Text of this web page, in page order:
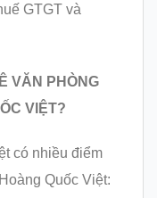
GTGT và
VĂN PHÒNG
VIỆT?
có nhiều điểm
Quốc Việt: